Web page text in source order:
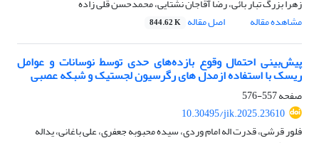
زهرا بزرگ تبار بائی، رضا آقاجان نشتایی، محمدحسن قلی زاده
مشاهده مقاله
اصل مقاله 844.62 K
پیش‌بینی احتمال وقوع بازده‌های حدی توسط نوسانات و عوامل
ریسک با استفاده ازمدل های رگرسیون لجستیک و شبکه عصبی
صفحه557-576
10.30495/jik.2025.23610
فلور قرشی، قدرت اله امام وردی، سیده محبوبه جعفری، علی باغانی، یداله